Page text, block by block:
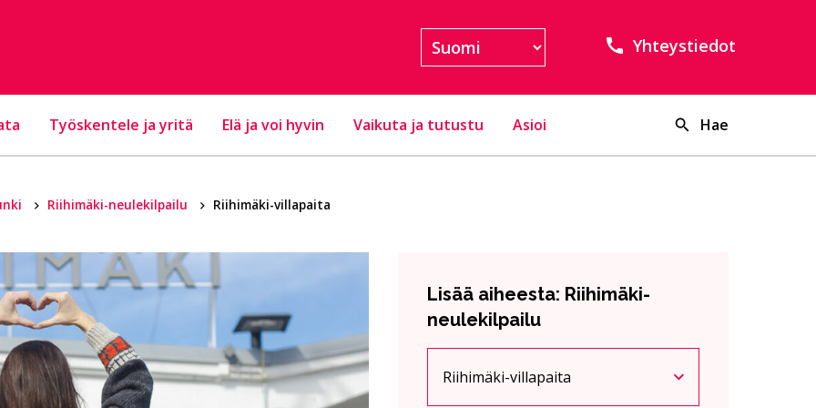
Yhteystiedot
Työskentele ja yritä Elä ja voi hyvin Vaikuta ja tutustu Asioi Hae
Riihimäki-neulekilpailu Riihimäki-villapaita
Lisää aiheesta: Riihimäki-
neulekilpailu
Nykyinen sivu
Riihimäki-villapaita
Klikkaa käyttääksesi valikkoa